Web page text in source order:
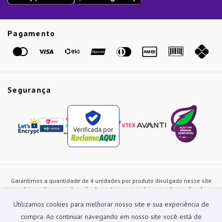
Utilizamos cookies para melhorar nosso site e sua experiência de
compra. Ao continuar navegando em nosso site você está de
Pagamento
Segurança
Verificada por
Garantimos a quantidade de 4 unidades por produto divulgado nesse site
ou de acordo com a duração dos estoques, sendo as vendas realizadas
alterados a qualquer instante sem prévia comunicação e são exclusivos
para a loja virtual, não restando nenhuma obrigação de prática similar nas